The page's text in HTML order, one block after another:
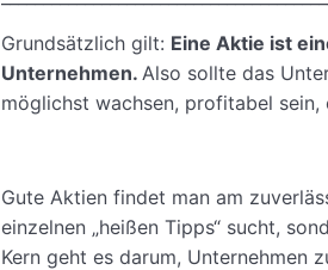
Grundsätzlich gilt: Eine Aktie ist
Unternehmen. Also sollte das
möglichst wachsen, profitabel
Gute Aktien findet man am
einzelnen „heißen Tipps“ sucht,
Kern geht es darum, Unternehmen